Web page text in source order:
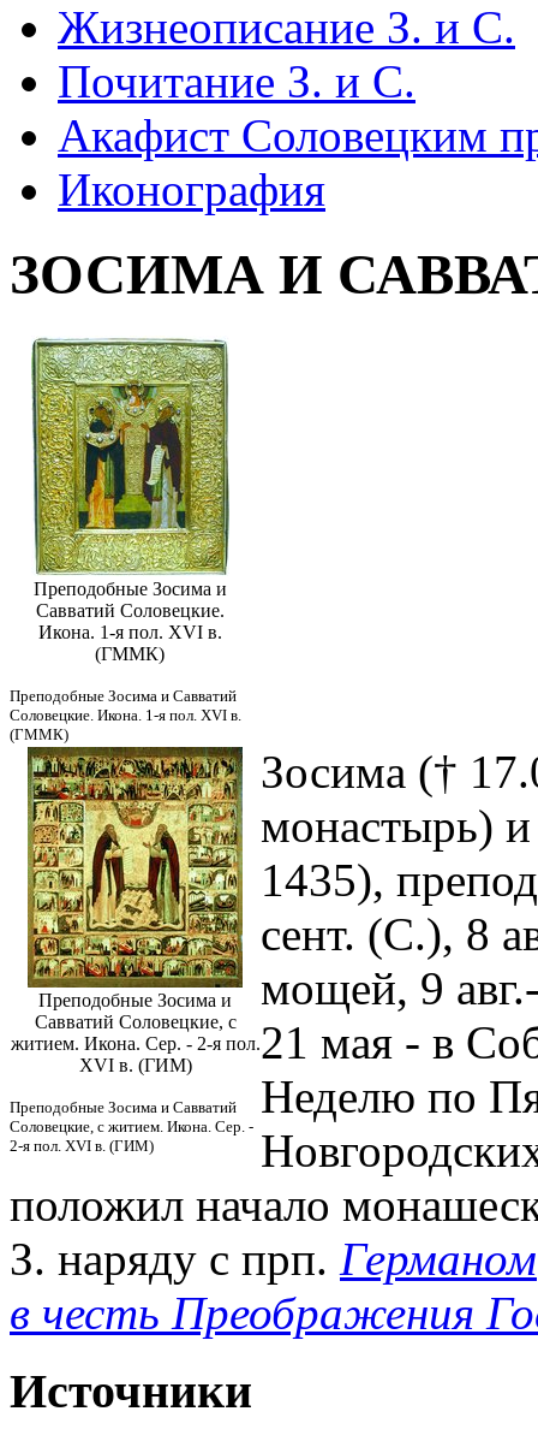
Жизнеописание З. и С.
Почитание З. и С.
Акафист Соловецким
Иконография
ЗОСИМА И
Преподобные Зосима и
Савватий Соловецкие.
Икона. 1-я пол. XVI в.
(ГММК)
Преподобные Зосима и Савватий
Соловецкие. Икона. 1-я пол. XVI в.
(ГММК)
Преподобные Зосима и
Савватий Соловецкие, с
житием. Икона. Сер. - 2-я пол.
XVI в. (ГИМ)
Преподобные Зосима и Савватий
Соловецкие, с житием. Икона. Сер. -
2-я пол. XVI в. (ГИМ)
Зосима (†
монастырь)
1435),
сент. (С.), 8
мощей, 9
21 мая - в
Неделю по
положил начало
З. наряду с прп. Германом
в честь Преображения
Источники